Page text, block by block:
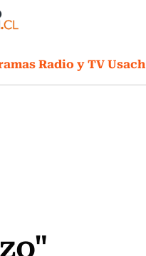
Radio y TV Usach